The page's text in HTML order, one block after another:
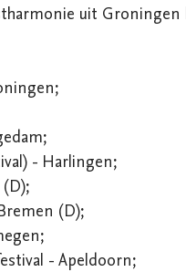
uit Groningen